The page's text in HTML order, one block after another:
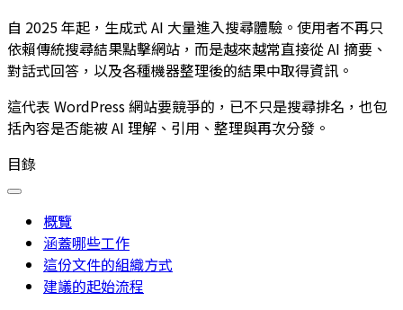
自 2025 年起，生成式 AI 大量進入搜尋體驗。使用者不再只
依賴傳統搜尋結果點擊網站，而是越來越常直接從 AI 摘要、
對話式回答，以及各種機器整理後的結果中取得資訊。
這代表 WordPress 網站要競爭的，已不只是搜尋排名，也包
括內容是否能被 AI 理解、引用、整理與再次分發。
目錄
概覽
涵蓋哪些工作
這份文件的組織方式
建議的起始流程